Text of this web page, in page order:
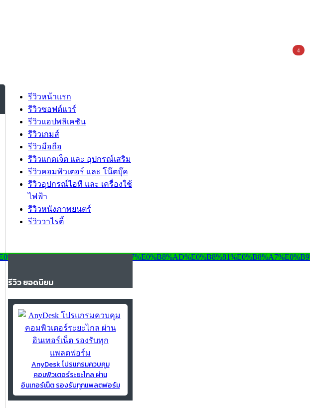
รีวิวหน้าแรก
รีวิวซอฟต์แวร์
รีวิวแอปพลิเคชัน
รีวิวเกมส์
รีวิวมือถือ
รีวิวแกดเจ็ต และ อุปกรณ์เสริม
รีวิวคอมพิวเตอร์ และ โน๊ตบุ๊ค
รีวิวอุปกรณ์ไอที และ เครื่องใช้
ไฟฟ้า
รีวิวหนังภาพยนตร์
รีวิววาไรตี้
รีวิว ยอดนิยม
AnyDesk โปรแกรมควบคุม
คอมพิวเตอร์ระยะไกล ผ่าน
อินเทอร์เน็ต รองรับทุกแพลตฟอร์ม
4